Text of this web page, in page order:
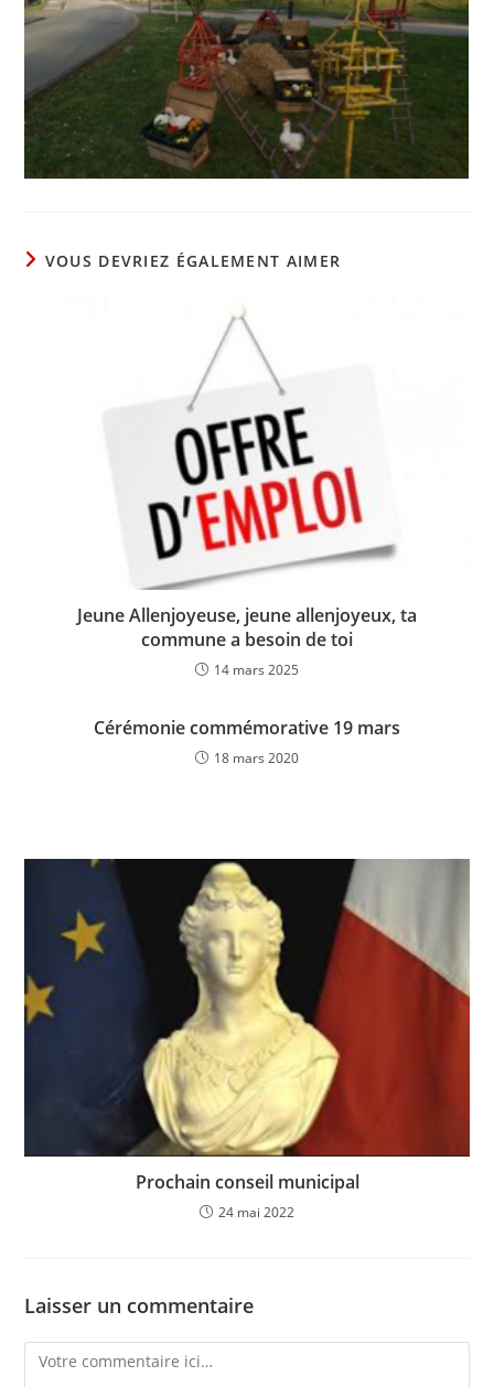
VOUS DEVRIEZ ÉGALEMENT AIMER
Jeune Allenjoyeuse, jeune allenjoyeux, ta
commune a besoin de toi
14 mars 2025
Cérémonie commémorative 19 mars
18 mars 2020
Prochain conseil municipal
24 mai 2022
Laisser un commentaire
Comment